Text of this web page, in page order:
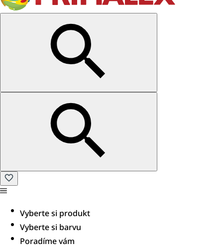
Vyberte si produkt
Vyberte si barvu
Poradíme vám​